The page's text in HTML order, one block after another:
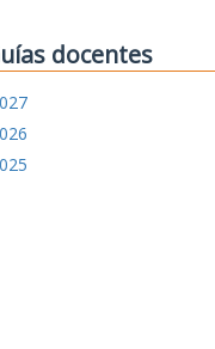
docentes